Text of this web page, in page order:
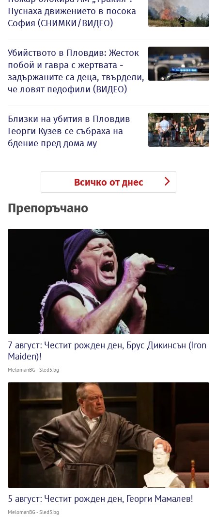
Пуснаха движението в посока
София (СНИМКИ/ВИДЕО)
Убийството в Пловдив: Жесток
побой и гавра с жертвата -
задържаните са деца, твърдели,
че ловят педофили (ВИДЕО)
Близки на убития в Пловдив
Георги Кузев се събраха на
бдение пред дома му
Всичко от днес
Препоръчано
7 август: Честит рожден ден, Брус Дикинсън (Iron
Maiden)!
MelomanBG - Sled5.bg
5 август: Честит рожден ден, Георги Мамалев!
MelomanBG - Sled5.bg